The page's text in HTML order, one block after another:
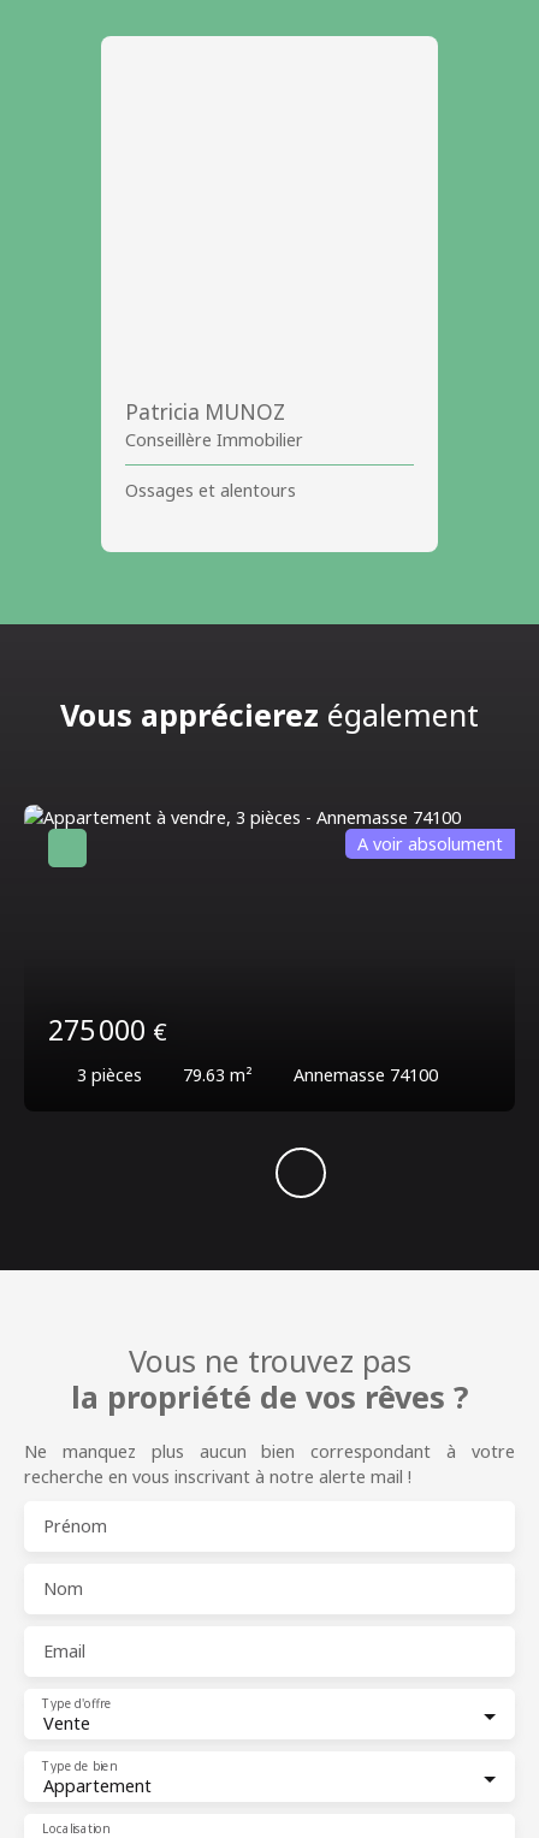
Patricia MUNOZ
Conseillère Immobilier
Ossages et alentours
Vous apprécierez également
275 000 €
3 pièces 79.63 m² Annemasse 74100
A voir absolument
Vous ne trouvez pas
la propriété de vos rêves ?
Ne manquez plus aucun bien correspondant à votre
recherche en vous inscrivant à notre alerte mail !
Prénom
Nom
Email
Vente
Type d'offre
Appartement
Type de bien
Localisation